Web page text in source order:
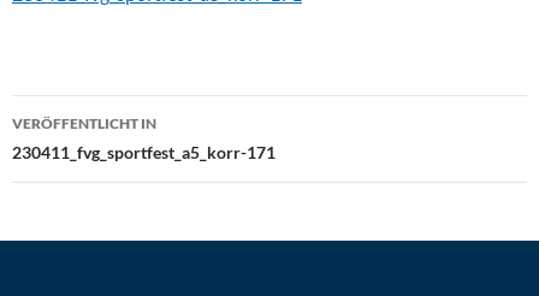
Beitragsnavigation
VERÖFFENTLICHT IN
230411_fvg_sportfest_a5_korr-171